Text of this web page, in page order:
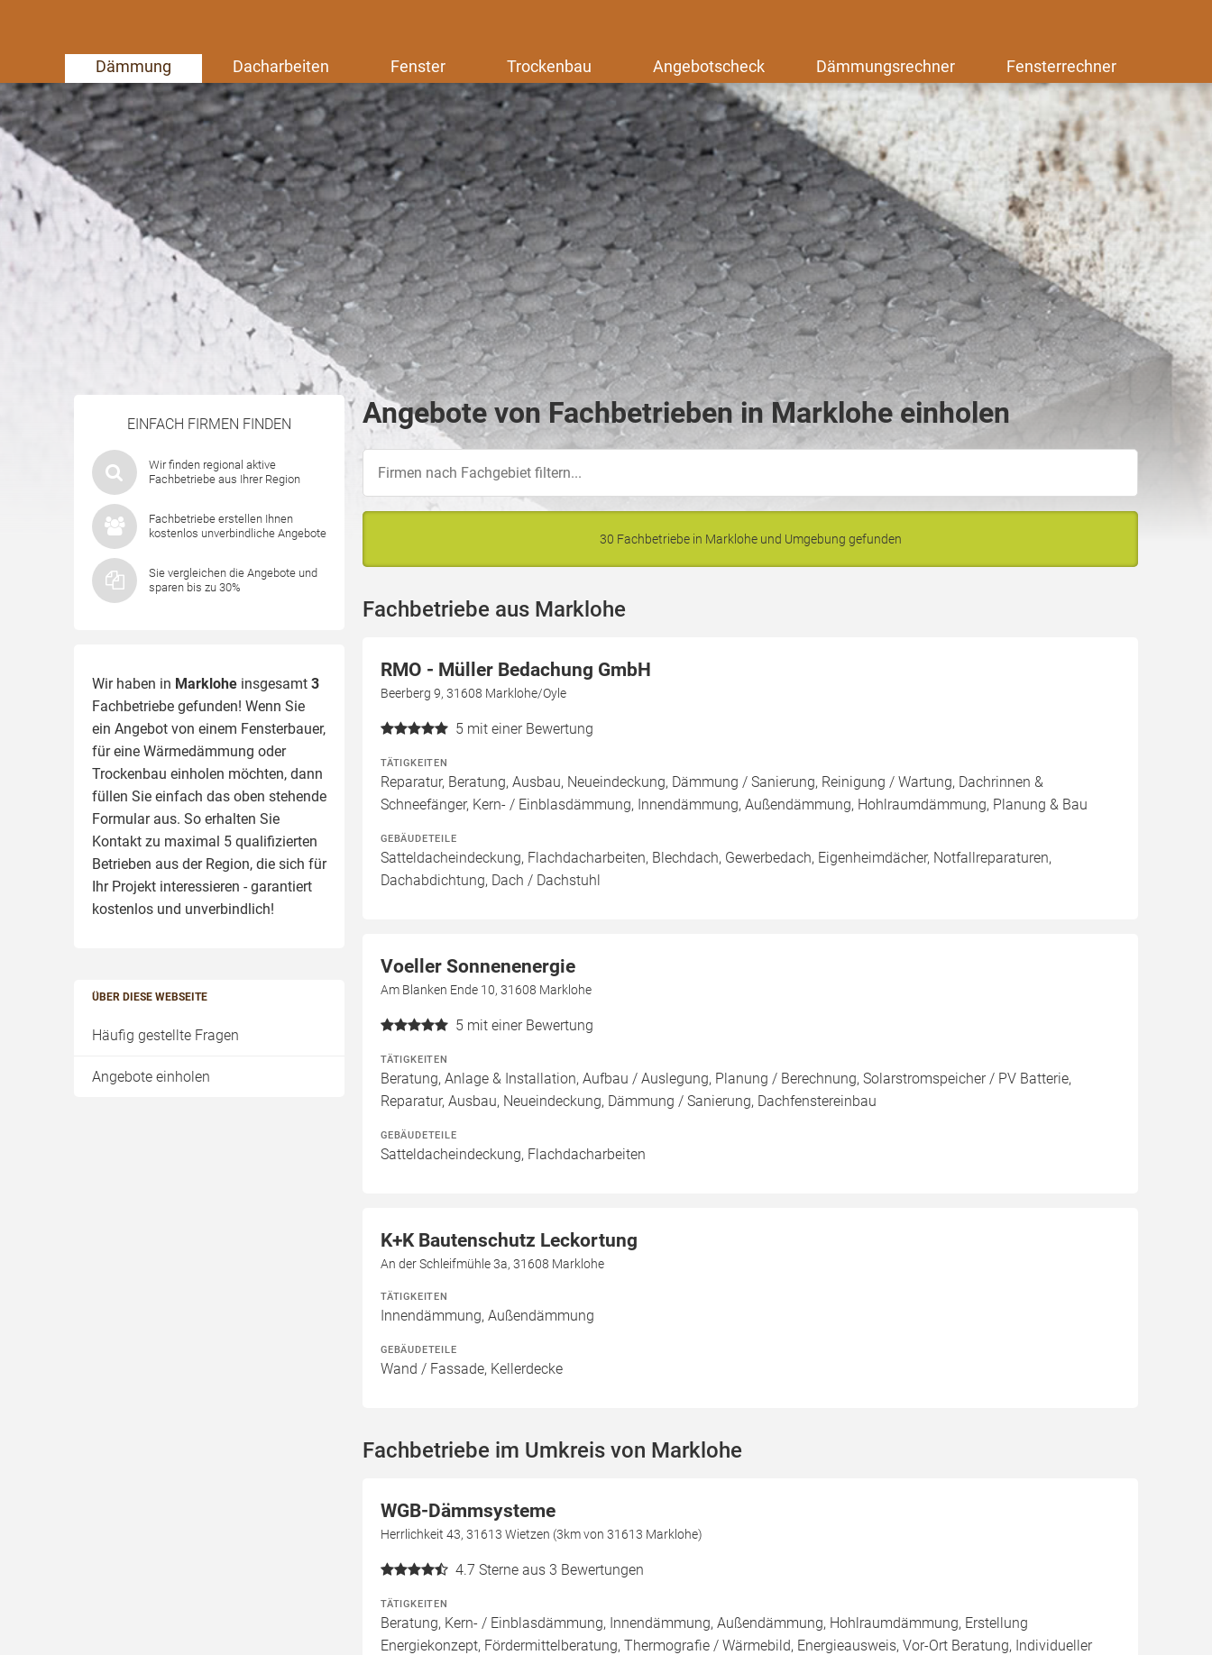
Dämmung Dacharbeiten Fenster Trockenbau Angebotscheck Dämmungsrechner Fensterrechner
EINFACH FIRMEN FINDEN
Wir finden regional aktive
Fachbetriebe aus Ihrer Region
Fachbetriebe erstellen Ihnen
kostenlos unverbindliche Angebote
Sie vergleichen die Angebote und
sparen bis zu 30%
Wir haben in Marklohe insgesamt 3
Fachbetriebe gefunden! Wenn Sie
ein Angebot von einem Fensterbauer,
für eine Wärmedämmung oder
Trockenbau einholen möchten, dann
füllen Sie einfach das oben stehende
Formular aus. So erhalten Sie
Kontakt zu maximal 5 qualifizierten
Betrieben aus der Region, die sich für
Ihr Projekt interessieren - garantiert
kostenlos und unverbindlich!
ÜBER DIESE WEBSEITE
Häufig gestellte Fragen
Angebote einholen
Angebote von Fachbetrieben in Marklohe einholen
30 Fachbetriebe in Marklohe und Umgebung gefunden
Fachbetriebe aus Marklohe
RMO - Müller Bedachung GmbH
Beerberg 9, 31608 Marklohe/Oyle
5 mit einer Bewertung
TÄTIGKEITEN
Reparatur, Beratung, Ausbau, Neueindeckung, Dämmung / Sanierung, Reinigung / Wartung, Dachrinnen &
Schneefänger, Kern- / Einblasdämmung, Innendämmung, Außendämmung, Hohlraumdämmung, Planung & Bau
GEBÄUDETEILE
Satteldacheindeckung, Flachdacharbeiten, Blechdach, Gewerbedach, Eigenheimdächer, Notfallreparaturen,
Dachabdichtung, Dach / Dachstuhl
Voeller Sonnenenergie
Am Blanken Ende 10, 31608 Marklohe
5 mit einer Bewertung
TÄTIGKEITEN
Beratung, Anlage & Installation, Aufbau / Auslegung, Planung / Berechnung, Solarstromspeicher / PV Batterie,
Reparatur, Ausbau, Neueindeckung, Dämmung / Sanierung, Dachfenstereinbau
GEBÄUDETEILE
Satteldacheindeckung, Flachdacharbeiten
K+K Bautenschutz Leckortung
An der Schleifmühle 3a, 31608 Marklohe
TÄTIGKEITEN
Innendämmung, Außendämmung
GEBÄUDETEILE
Wand / Fassade, Kellerdecke
Fachbetriebe im Umkreis von Marklohe
WGB-Dämmsysteme
Herrlichkeit 43, 31613 Wietzen (3km von 31613 Marklohe)
4.7 Sterne aus 3 Bewertungen
TÄTIGKEITEN
Beratung, Kern- / Einblasdämmung, Innendämmung, Außendämmung, Hohlraumdämmung, Erstellung
Energiekonzept, Fördermittelberatung, Thermografie / Wärmebild, Energieausweis, Vor-Ort Beratung, Individueller